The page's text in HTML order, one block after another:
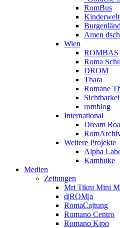
RomBus
Amen
Wien
ROMBAS
Roma
DROM
Thara
Romane
romblog
International
Dream
Weitere Projekte
Alpha
Kambuke
Medien
Zeitungen
Mri Tikni Mini
d|ROM|a
RomaCajtung
Romano Centro
Romano Kipo